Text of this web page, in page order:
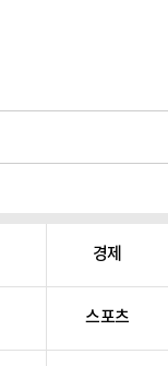
경제
스포츠